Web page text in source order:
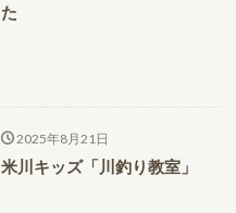
た
2025年8月21日
米川キッズ「川釣り教室」